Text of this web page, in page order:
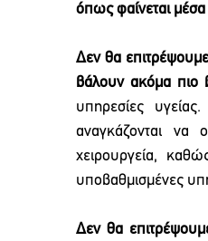
όπως φαίνεται
Δεν θα
βάλουν ακόμα πιο
υπηρεσίες υγείας.
αναγκάζονται να
χειρουργεία,
υποβαθμισμένες
Δεν θα